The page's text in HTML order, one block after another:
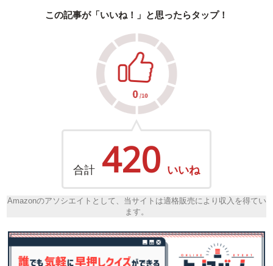
この記事が「いいね！」と思ったらタップ！
合計 420 いいね
Amazonのアソシエイトとして、当サイトは適格販売により収入を得てい
ます。